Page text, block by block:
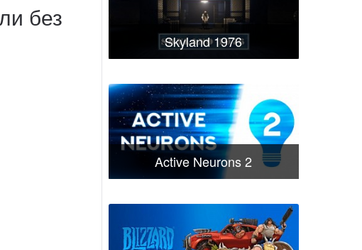
без
Skyland 1976
Active Neurons 2